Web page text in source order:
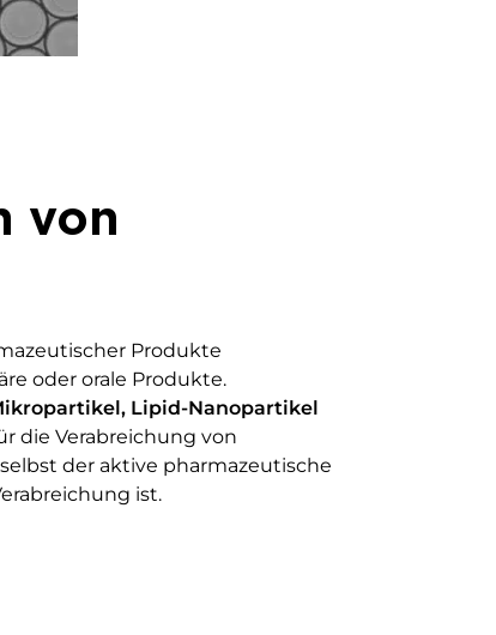
von
Produkte
oder orale Produkte.
Lipid-Nanopartikel
die Verabreichung von
der aktive pharmazeutische
ist.